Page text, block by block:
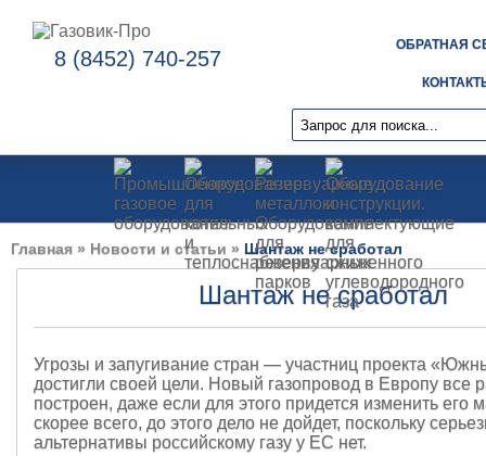
8 (8452) 740-257
ОБРАТНАЯ
Главная » Новости и статьи » Шантаж не сработал
Шантаж не сработал
Угрозы и запугивание стран — участниц проекта
достигли своей цели. Новый газопровод в Европу все
построен, даже если для этого придется изменить его
скорее всего, до этого дело не дойдет, поскольку
альтернативы российскому газу у ЕС нет.